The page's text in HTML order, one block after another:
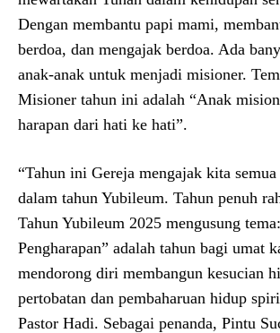
Dengan membantu papi mami,
berdoa, dan mengajak berdoa. Ada
anak-anak untuk menjadi misioner.
Misioner tahun ini adalah “Anak
harapan dari hati ke hati”.
“Tahun ini Gereja mengajak kita
dalam tahun Yubileum. Tahun penuh
Tahun Yubileum 2025 mengusung
Pengharapan” adalah tahun bagi umat
mendorong diri membangun kesucian
pertobatan dan pembaharuan hidup
Pastor Hadi. Sebagai penanda, Pintu